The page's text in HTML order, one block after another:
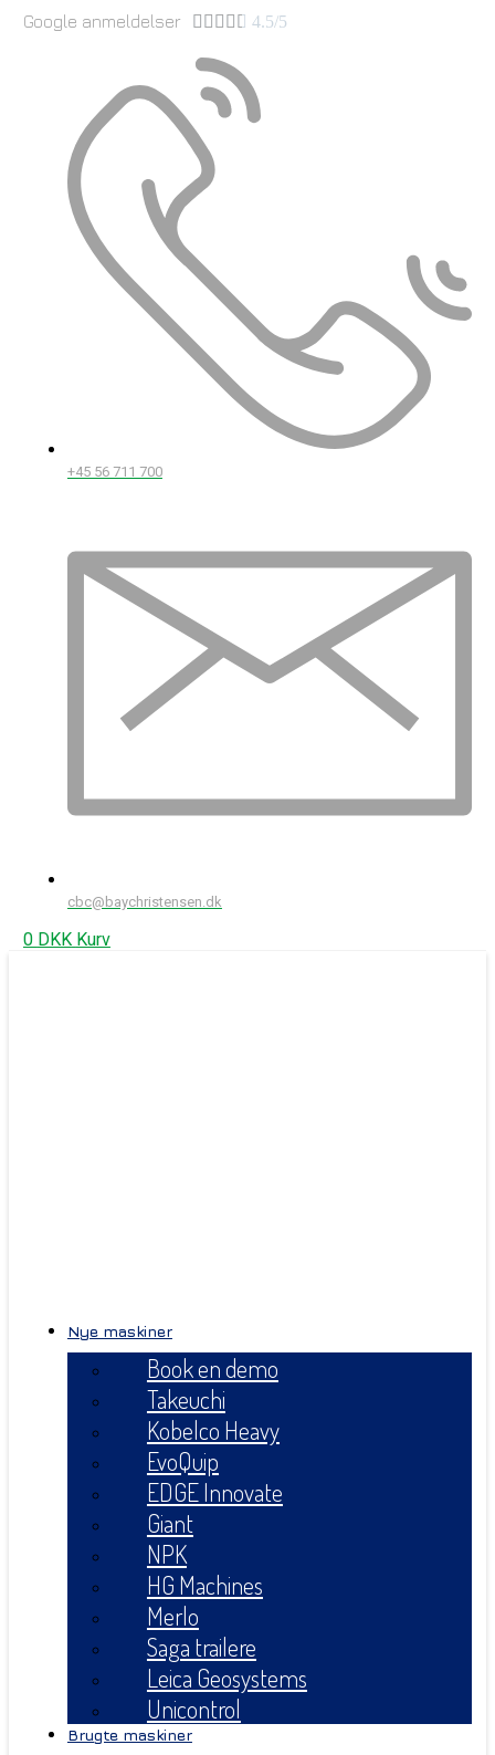
Google anmeldelser      4.5/5
+45 56 711 700
cbc@baychristensen.dk
0 DKK Kurv
Nye maskiner
Book en demo
Takeuchi
Kobelco Heavy
EvoQuip
EDGE Innovate
Giant
NPK
HG Machines
Merlo
Saga trailere
Leica Geosystems
Unicontrol
Brugte maskiner